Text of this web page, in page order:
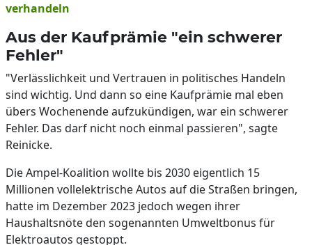
verhandeln
Aus der Kaufprämie "ein schwerer
Fehler"
"Verlässlichkeit und Vertrauen in politisches Handeln
sind wichtig. Und dann so eine Kaufprämie mal eben
übers Wochenende aufzukündigen, war ein schwerer
Fehler. Das darf nicht noch einmal passieren", sagte
Reinicke.
Die Ampel-Koalition wollte bis 2030 eigentlich 15
Millionen vollelektrische Autos auf die Straßen bringen,
hatte im Dezember 2023 jedoch wegen ihrer
Haushaltsnöte den sogenannten Umweltbonus für
Elektroautos gestoppt.